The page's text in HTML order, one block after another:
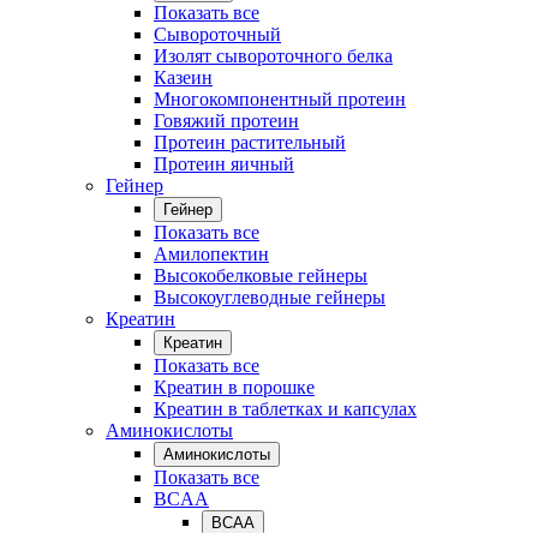
Показать все
Сывороточный
Изолят сывороточного белка
Казеин
Многокомпонентный протеин
Говяжий протеин
Протеин растительный
Протеин яичный
Гейнер
Гейнер
Показать все
Амилопектин
Высокобелковые гейнеры
Высокоуглеводные гейнеры
Креатин
Креатин
Показать все
Креатин в порошке
Креатин в таблетках и капсулах
Аминокислоты
Аминокислоты
Показать все
BCAA
BCAA